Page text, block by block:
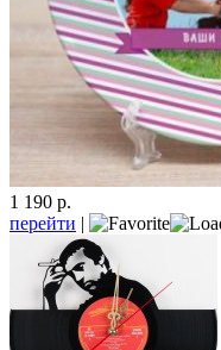
1 190 р.
перейти |